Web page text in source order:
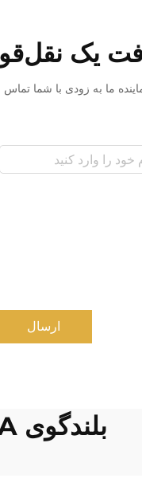
یک
ما به زودی با شما
ارسال
بلندگوی PA